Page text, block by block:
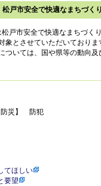
戸市安全で快適なまちづく
戸市安全で快適なまちづく
とさせていただいておりま
いては、国や県等の動向
防災】 防犯
てほしい
要望